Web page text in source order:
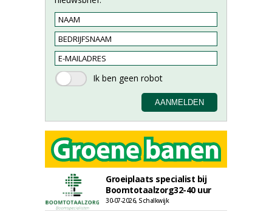
Groeiplaats specialist bij
Boomtotaalzorg32-40 uur
30-07-2026, Schalkwijk